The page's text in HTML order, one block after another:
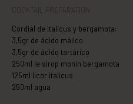
COCKTAIL PREPARATION
Cordial de italicus y bergamota:
3,5gr de ácido málico
3,5gr de ácido tartárico
250ml le sirop monin bergamota
125ml licor italicus
250ml agua